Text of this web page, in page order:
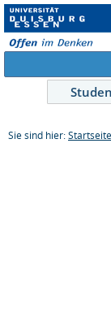
Sie sind hier: Startseite